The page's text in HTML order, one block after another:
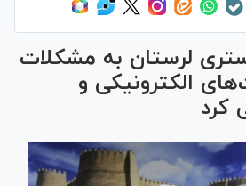
لرستان به مشکلات
الکترونیکی و
کرد